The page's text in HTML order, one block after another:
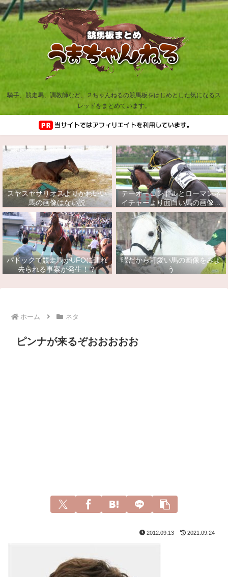
騎手、競走馬、調教師など、２ちゃんねるの競馬板をはじめとした気になるス
レッドをまとめています。
スヤスヤサリオスよりかわいい
馬の画像はない説
テーオーコンドルとローマンネ
イチャーより面白い馬の画像っ
てあるの？
パドックで競走馬がUFOに連れ
去られる事案が発生！？
暇だから可愛い馬の画像をみよ
う
ホーム ネタ
ピンナが来るぞおおおおお
2012.09.13 2021.09.24